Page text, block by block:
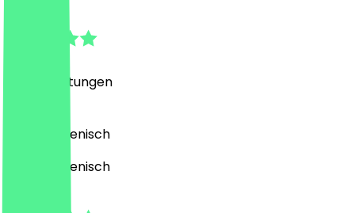
Bewertungen
Pasta, Italienisch
Pasta, Italienisch